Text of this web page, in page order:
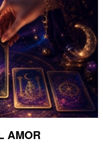
AMOR